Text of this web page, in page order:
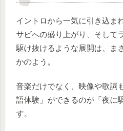
イントロから一気に引き込ま
サビへの盛り上がり、そして
駆け抜けるような展開は、ま
かのよう。
音楽だけでなく、映像や歌詞
語体験」ができるのが「夜に
す。